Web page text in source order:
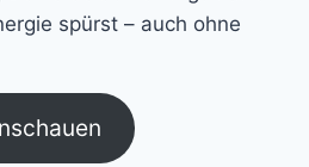
spürst – auch ohne